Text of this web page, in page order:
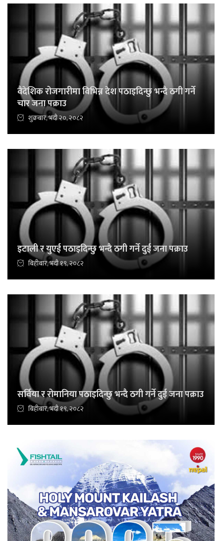
वैदेशिक रोजगारीमा विभिन्न देश पठाइदिन्छु भन्दै ठगी गर्ने
चार जना पक्राउ
शुक्रबार, भदौ २०, २०८२
इटाली र युएई पठाइदिन्छु भन्दै ठगी गर्ने दुई जना पक्राउ
बिहीबार, भदौ १९, २०८२
सर्विया र रोमानिया पठाइदिन्छु भन्दै ठगी गर्ने दुई जना पक्राउ
बिहीबार, भदौ १९, २०८२